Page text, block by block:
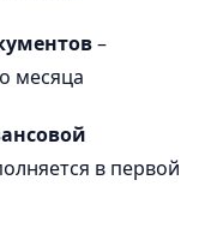
–
месяца
в первой